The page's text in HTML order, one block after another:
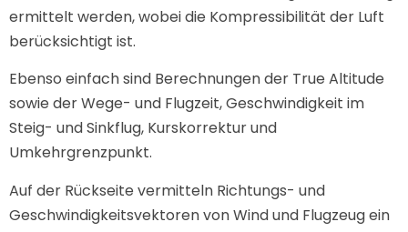
ermittelt werden, wobei die Kompressibilität der Luft
berücksichtigt ist.
Ebenso einfach sind Berechnungen der True Altitude
sowie der Wege- und Flugzeit, Geschwindigkeit im
Steig- und Sinkflug, Kurskorrektur und
Umkehrgrenzpunkt.
Auf der Rückseite vermitteln Richtungs- und
Geschwindigkeitsvektoren von Wind und Flugzeug ein